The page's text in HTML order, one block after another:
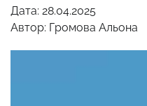
Дата: 28.04.2025
Автор: Громова Альона